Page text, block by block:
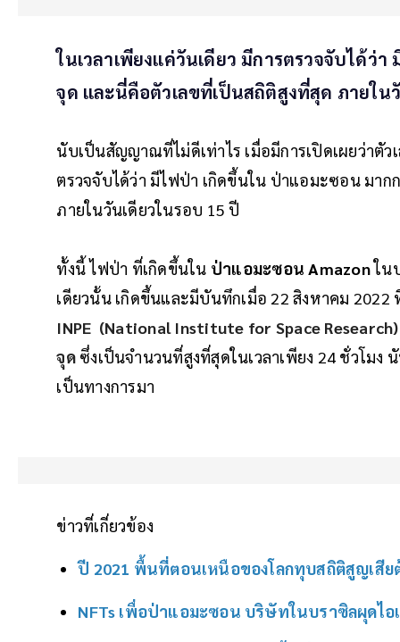
ในเวลาเพียงแค่วันเดียว มีการตรวจจับได้ว่
จุด และนี่คือตัวเลขที่เป็นสถิติสูงที่สุด ภายใน
นับเป็นสัญญาณที่ไม่ดีเท่าไร เมื่อมีการเปิดเผยว่าตัว
ตรวจจับได้ว่า มีไฟป่า เกิดขึ้นใน ป่าแอมะซอน มา
ภายในวันเดียวในรอบ 15 ปี
ทั้งนี้ ไฟป่า ที่เกิดขึ้นใน ป่าแอมะซอน Amazonใน
เดียวนั้น เกิดขึ้นและมีบันทึกเมื่อ 22 สิงหาคม 2022
INPE (National Institute for Space
จุดซึ่งเป็นจำนวนที่สูงที่สุดในเวลาเพียง 24 ชั่วโม
เป็นทางการมา
ข่าวที่เกี่ยวข้อง
ปี 2021 พื้นที่ตอนเหนือของโลกทุบสถิติสูญเสีย
NFTs เพื่อป่าแอมะซอน บริษัทในบราซิลผุดไ